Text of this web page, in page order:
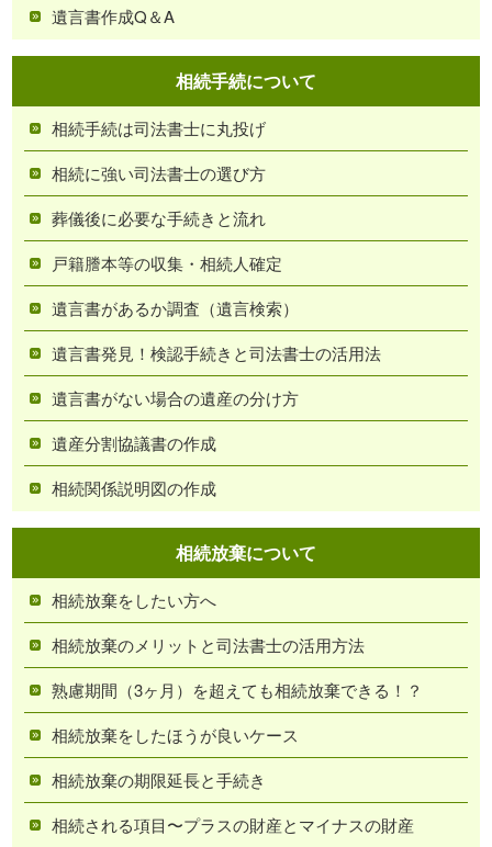
遺言書作成Q＆A
相続手続について
相続手続は司法書士に丸投げ
相続に強い司法書士の選び方
葬儀後に必要な手続きと流れ
戸籍謄本等の収集・相続人確定
遺言書があるか調査（遺言検索）
遺言書発見！検認手続きと司法書士の活用法
遺言書がない場合の遺産の分け方
遺産分割協議書の作成
相続関係説明図の作成
相続放棄について
相続放棄をしたい方へ
相続放棄のメリットと司法書士の活用方法
熟慮期間（3ヶ月）を超えても相続放棄できる！？
相続放棄をしたほうが良いケース
相続放棄の期限延長と手続き
相続される項目〜プラスの財産とマイナスの財産